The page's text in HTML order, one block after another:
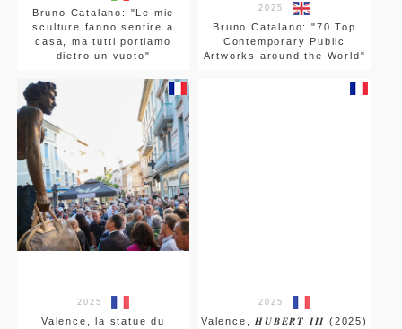
Bruno Catalano: "Le mie
sculture fanno sentire a
casa, ma tutti portiamo
dietro un vuoto"
2025
Bruno Catalano: "70 Top
Contemporary Public
Artworks around the World"
2025
Valence, la statue du
2025
Valence, 𝑯𝑼𝑩𝑬𝑹𝑻 𝑰𝑰𝑰 (2025)